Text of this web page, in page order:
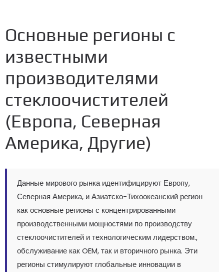
Основные регионы с
известными
производителями
стеклоочистителей
(Европа, Северная
Америка, Другие)
Данные мирового рынка идентифицируют Европу,
Северная Америка, и Азиатско-Тихоокеанский регион
как основные регионы с концентрированными
производственными мощностями по производству
стеклоочистителей и технологическим лидерством.,
обслуживание как OEM, так и вторичного рынка. Эти
регионы стимулируют глобальные инновации в